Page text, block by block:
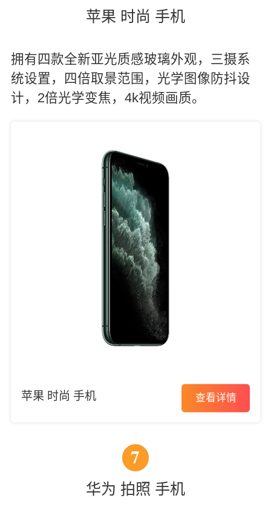
苹果 时尚 手机
拥有四款全新亚光质感玻璃外观，三摄系
统设置，四倍取景范围，光学图像防抖设
计，2倍光学变焦，4k视频画质。
苹果 时尚 手机 查看详情
7
华为 拍照 手机